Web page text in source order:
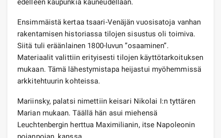
edelleen kaupunkia kauneudellaan.
Ensimmäistä kertaa tsaari-Venäjän vuosisatoja vanhan
rakentamisen historiassa tilojen sisustus oli toimiva.
Siitä tuli eräänlainen 1800-luvun ”osaaminen”.
Materiaalit valittiin erityisesti tilojen käyttötarkoituksen
mukaan. Tämä lähestymistapa heijastui myöhemmissä
arkkitehtuurin kohteissa.
Mariinsky, palatsi nimettiin keisari Nikolai I:n tyttären
Marian mukaan. Täällä hän asui miehensä
Leuchtenbergin herttua Maximilianin, itse Napoleonin